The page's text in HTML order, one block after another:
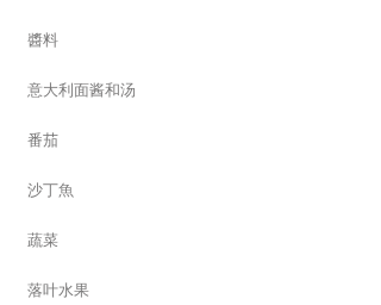
醬料
意大利面酱和汤
番茄
沙丁魚
蔬菜
落叶水果